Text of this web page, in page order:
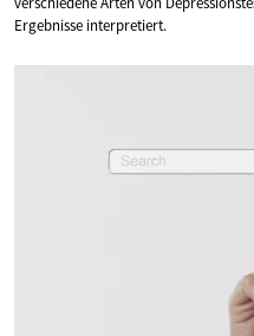
Ergebnisse interpretiert.